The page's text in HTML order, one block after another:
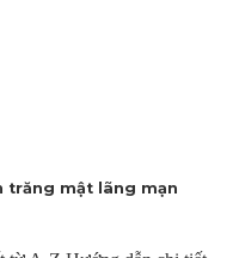
trăng mật lãng mạn